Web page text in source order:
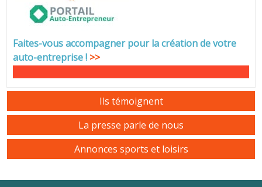
Faites-vous accompagner pour la création de votre
auto-entreprise! >>
Ils témoignent
La presse parle de nous
Annonces sports et loisirs